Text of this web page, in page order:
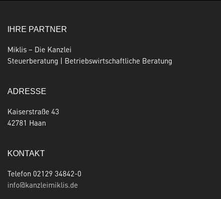
IHRE PARTNER
Miklis – Die Kanzlei
Steuerberatung | Betriebswirtschaftliche Beratung
ADRESSE
Kaiserstraße 43
42781 Haan
KONTAKT
Telefon 02129 34842-0
info@kanzleimiklis.de